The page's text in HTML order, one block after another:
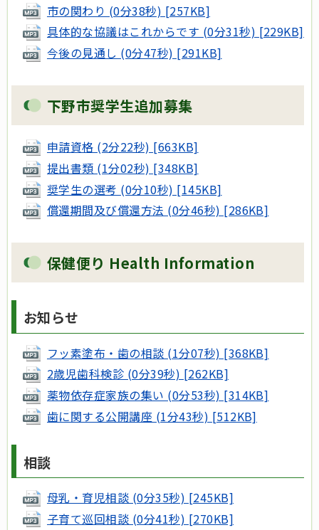
市の関わり (0分38秒) [257KB]
具体的な協議はこれからです (0分31秒) [229KB]
今後の見通し (0分47秒) [291KB]
下野市奨学生追加募集
申請資格 (2分22秒) [663KB]
提出書類 (1分02秒) [348KB]
奨学生の選考 (0分10秒) [145KB]
償還期間及び償還方法 (0分46秒) [286KB]
保健便り Health Information
お知らせ
フッ素塗布・歯の相談 (1分07秒) [368KB]
2歳児歯科検診 (0分39秒) [262KB]
薬物依存症家族の集い (0分53秒) [314KB]
歯に関する公開講座 (1分43秒) [512KB]
相談
母乳・育児相談 (0分35秒) [245KB]
子育て巡回相談 (0分41秒) [270KB]